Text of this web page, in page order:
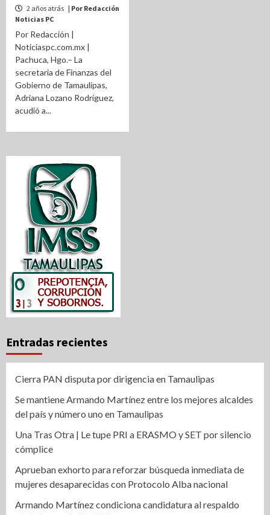
2 años atrás | Por Redacción
Noticias PC
Por Redacción |
Noticiaspc.com.mx |
Pachuca, Hgo.– La
secretaria de Finanzas del
Gobierno de Tamaulipas,
Adriana Lozano Rodríguez,
acudió a...
Entradas recientes
Cierra PAN disputa por dirigencia en Tamaulipas
Se mantiene Armando Martínez entre los mejores alcaldes
del país y número uno en Tamaulipas
Una Tras Otra | Le tupe PRI a ERASMO y SET por silencio
cómplice
Aprueban exhorto para reforzar búsqueda inmediata de
mujeres desaparecidas con Protocolo Alba nacional
Armando Martínez condiciona candidatura al respaldo